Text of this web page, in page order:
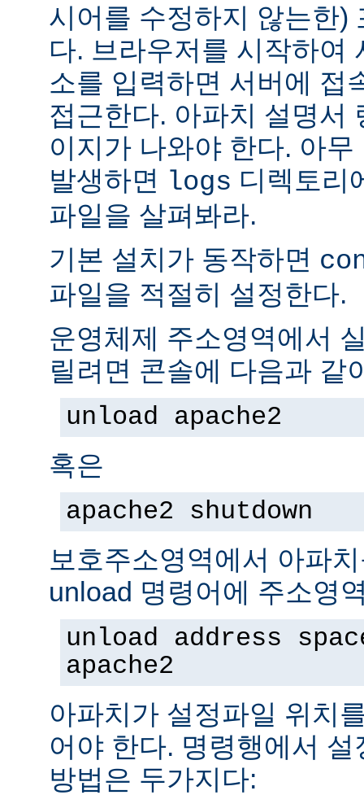
시어를 수정하지 않는한)
다. 브라우저를 시작하여
소를 입력하면 서버에 접
접근한다. 아파치 설명서
이지가 나와야 한다. 아
발생하면 logs 디렉토리
파일을 살펴봐라.
기본 설치가 동작하면
파일을 적절히 설정한다.
운영체제 주소영역에서
릴려면 콘솔에 다음과 같
unload apache2
혹은
apache2 shutdown
보호주소영역에서 아파
unload 명령어에 주소영
unload address
apache2
아파치가 설정파일 위치
어야 한다. 명령행에서
방법은 두가지다: